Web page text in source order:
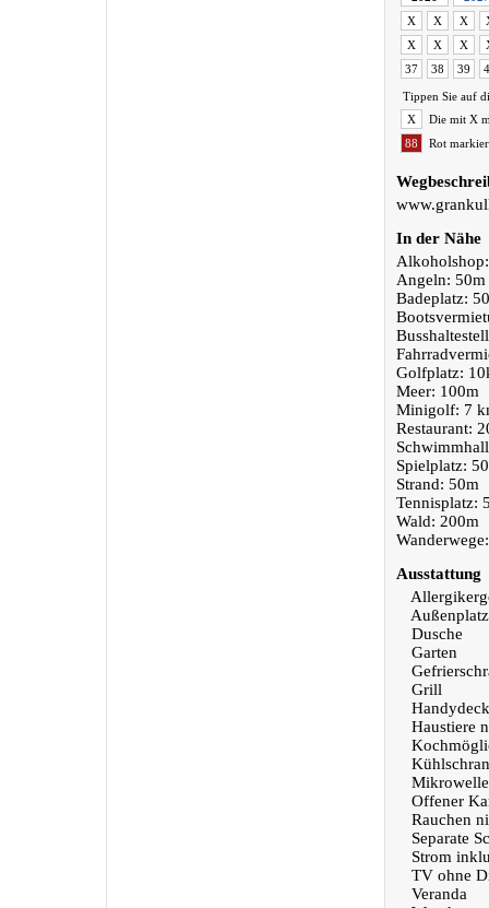
X
X X
X
X X
37
38 39
Tippen Sie auf
X
Die mit X
88
Rot
In der Nähe
Angeln: 50m
Badeplatz:
Golfplatz:
Meer: 100m
Minigolf: 7
Restaurant:
Spielplatz:
Strand: 50m
Tennisplatz:
Wald: 200m
Ausstattung
Dusche
Garten
Grill
Haustiere
Mikrowelle
Offener
Rauchen
Separate
Strom
TV ohne
Veranda